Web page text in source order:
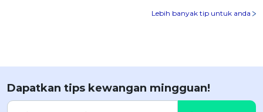
Lebih banyak tip untuk anda
Dapatkan tips kewangan mingguan!